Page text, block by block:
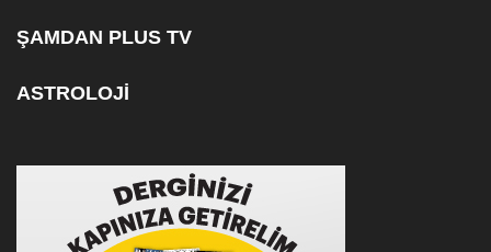
ŞAMDAN PLUS TV
ASTROLOJİ